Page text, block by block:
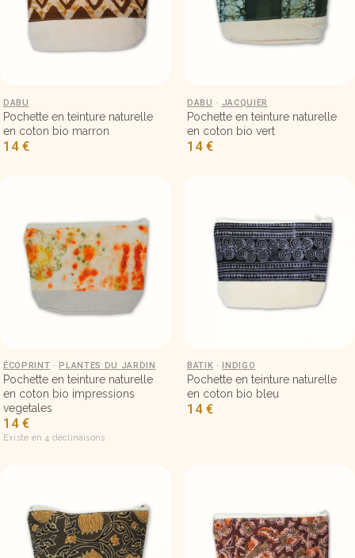
DABU
Pochette en teinture naturelle
en coton bio marron
Petite pochette en tissu 18×15 – Dabu marron
14 €
DABU · JACQUIER
Pochette en teinture naturelle
en coton bio vert
Petite pochette en tissu 18×15 –
14 €
ÉCOPRINT ·PLANTES DU JARDIN
Pochette en teinture naturelle
en coton bio impressions
vegetales
Petite pochette en tissu 18×15 – Ecoprint
14 €
Existe en 4 déclinaisons
BATIK ·INDIGO
Pochette en teinture naturelle
en coton bio bleu
Petite pochette en tissu 18×15 –
14 €